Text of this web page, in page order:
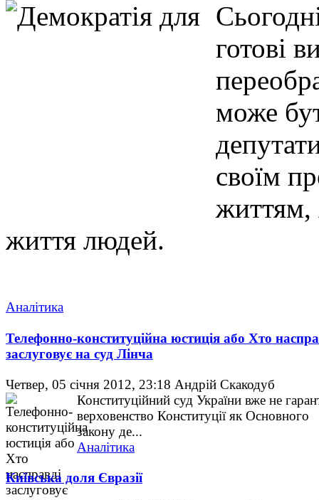
готові
може
своїм
життям,
життя людей.
Аналітика
Телефонно-конституційна юстиція або Хто
заслуговує на суд Лінча
Четвер, 05 січня 2012, 23:18 Андрій Скакодуб
Конституційний суд України вже не
верховенство Конституції як Основного
закону де...
Аналітика
Київська доля Євразії